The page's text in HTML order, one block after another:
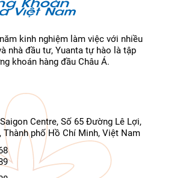
kinh nghiệm làm việc với nhiều
nhà đầu tư, Yuanta tự hào là tập
khoán hàng đầu Châu Á.
Centre, Số 65 Đường Lê Lợi,
Thành phố Hồ Chí Minh, Việt Nam